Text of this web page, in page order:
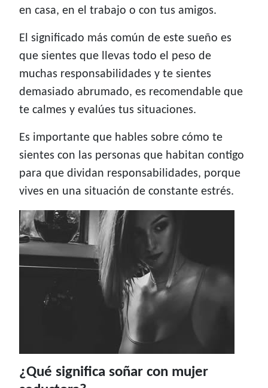
en casa, en el trabajo o con tus amigos.
El significado más común de este sueño es
que sientes que llevas todo el peso de
muchas responsabilidades y te sientes
demasiado abrumado, es recomendable que
te calmes y evalúes tus situaciones.
Es importante que hables sobre cómo te
sientes con las personas que habitan contigo
para que dividan responsabilidades, porque
vives en una situación de constante estrés.
¿Qué significa soñar con mujer